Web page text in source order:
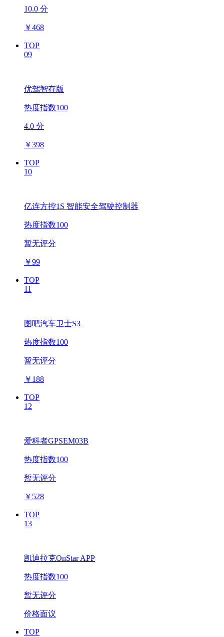
10.0 分
￥468
TOP
09
优驾智存版
热度指数100
4.0 分
￥398
TOP
10
亿连方控1S 智能安全驾驶控制器
热度指数100
暂无评分
￥99
TOP
11
图吧汽车卫士S3
热度指数100
暂无评分
￥ 188
TOP
12
爱科者GPSEM03B
热度指数100
暂无评分
￥ 528
TOP
13
凯迪拉克OnStar APP
热度指数100
暂无评分
价格面议
TOP